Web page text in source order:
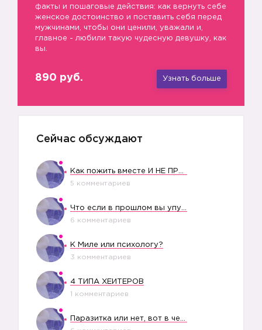
факты и пошаговые действия: как вернуть себе
женское достоинство и поставить себя перед
мужчинами, чтобы они ценили, уважали и,
главное - любили такую чудесную девушку, как
вы.
890 руб. Узнать больше
Сейчас обсуждают
5 комментариев
6 комментариев
К Миле или психологу?
3 комментариев
4 ТИПА ХЕЙТЕРОВ
1 комментариев